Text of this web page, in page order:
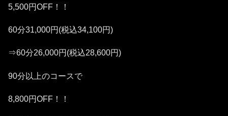
5,500円OFF！！
60分31,000円(税込34,100円)
⇒60分26,000円(税込28,600円)
90分以上のコースで
8,800円OFF！！